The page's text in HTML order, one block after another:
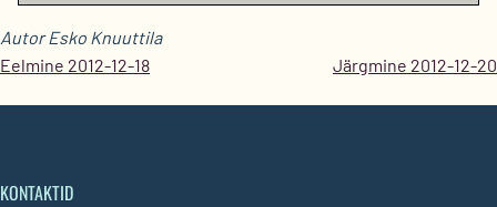
Autor Esko Knuuttila
Eelmine 2012-12-18
Järgmine 2012-12-20
KONTAKTID